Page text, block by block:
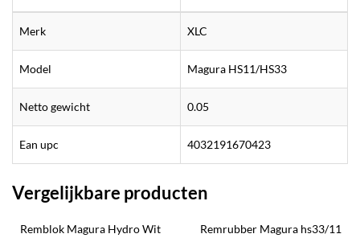
Merk XLC
Model Magura HS11/HS33
Netto gewicht 0.05
Ean upc 4032191670423
Vergelijkbare producten
Remblok Magura Hydro Wit
Remrubber Magura hs33/11